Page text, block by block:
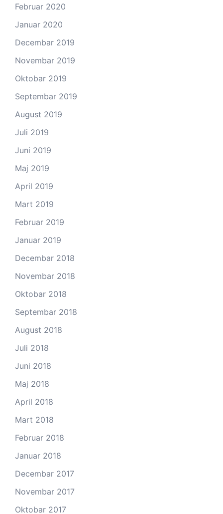
Februar 2020
Januar 2020
Decembar 2019
Novembar 2019
Oktobar 2019
Septembar 2019
August 2019
Juli 2019
Juni 2019
Maj 2019
April 2019
Mart 2019
Februar 2019
Januar 2019
Decembar 2018
Novembar 2018
Oktobar 2018
Septembar 2018
August 2018
Juli 2018
Juni 2018
Maj 2018
April 2018
Mart 2018
Februar 2018
Januar 2018
Decembar 2017
Novembar 2017
Oktobar 2017